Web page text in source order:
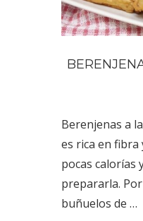
Berenjenas a
es rica en fibra
pocas calorías
prepararla.
buñuelos de …